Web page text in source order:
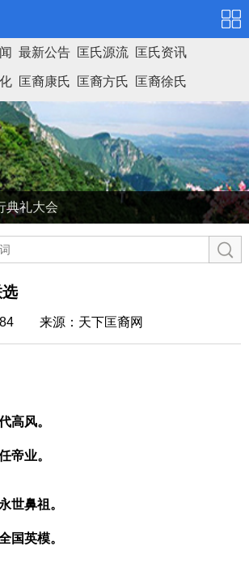
最新公告 匡氏源流 匡氏资讯
匡裔康氏 匡裔方氏 匡裔徐氏
典礼大会
984 来源：天下匡裔网
高风。
帝业。
世鼻祖。
国英模。